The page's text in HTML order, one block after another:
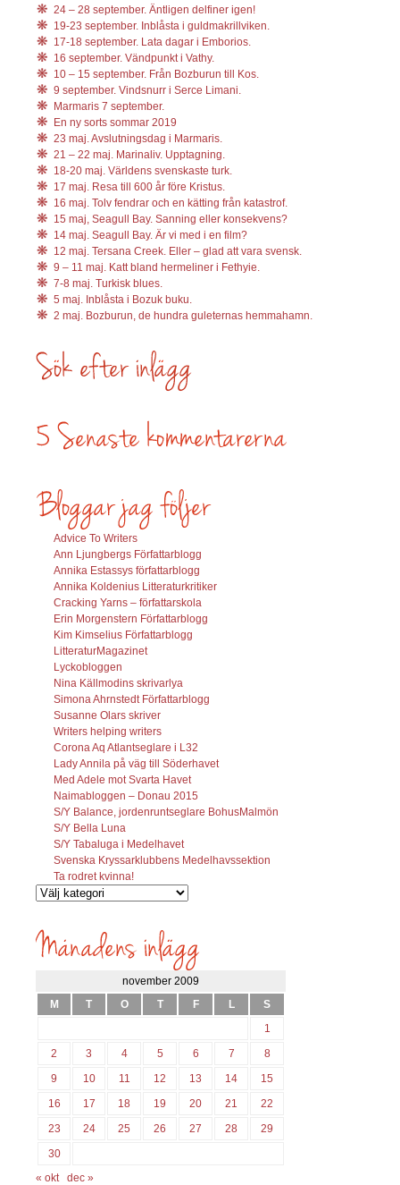
24 – 28 september. Äntligen delfiner igen!
19-23 september. Inblåsta i guldmakrillviken.
17-18 september. Lata dagar i Emborios.
16 september. Vändpunkt i Vathy.
10 – 15 september. Från Bozburun till Kos.
9 september. Vindsnurr i Serce Limani.
Marmaris 7 september.
En ny sorts sommar 2019
23 maj. Avslutningsdag i Marmaris.
21 – 22 maj. Marinaliv. Upptagning.
18-20 maj. Världens svenskaste turk.
17 maj. Resa till 600 år före Kristus.
16 maj. Tolv fendrar och en kätting från katastrof.
15 maj, Seagull Bay. Sanning eller konsekvens?
14 maj. Seagull Bay. Är vi med i en film?
12 maj. Tersana Creek. Eller – glad att vara svensk.
9 – 11 maj. Katt bland hermeliner i Fethyie.
7-8 maj. Turkisk blues.
5 maj. Inblåsta i Bozuk buku.
2 maj. Bozburun, de hundra guleternas hemmahamn.
Advice To Writers
Ann Ljungbergs Författarblogg
Annika Estassys författarblogg
Annika Koldenius Litteraturkritiker
Cracking Yarns – författarskola
Erin Morgenstern Författarblogg
Kim Kimselius Författarblogg
LitteraturMagazinet
Lyckobloggen
Nina Källmodins skrivarlya
Simona Ahrnstedt Författarblogg
Susanne Olars skriver
Writers helping writers
Corona Aq Atlantseglare i L32
Lady Annila på väg till Söderhavet
Med Adele mot Svarta Havet
Naimabloggen – Donau 2015
S/Y Balance, jordenruntseglare BohusMalmön
S/Y Bella Luna
S/Y Tabaluga i Medelhavet
Svenska Kryssarklubbens Medelhavssektion
Ta rodret kvinna!
Vilka
söks?
november 2009
M
T O T F L
S
1
2
3 4 5 6 7
8
9
10 11 12 13 14
15
16
17 18 19 20 21
22
23
24 25 26 27 28
29
30
« okt
dec »